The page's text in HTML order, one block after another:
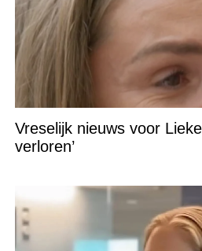
Vreselijk nieuws voor
verloren’